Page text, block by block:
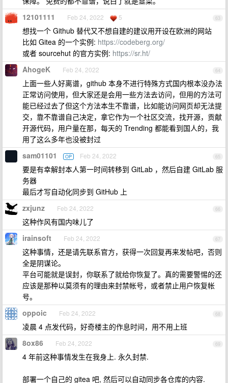
63
12101111 Feb 24, 2022 5
想找一个 Github 替代又不想自建的建议用开设在欧洲的网站
比如 Gitea 的一个实例: https://codeberg.org/
或者 sourcehut 的官方实例: https://sr.ht/
64
AhogeK Feb 24, 2022
上面一些人好离谱，github 本身不进行特殊方式国内根本没办法
正常访问使用，但大家还是会用一些方法去访问，但用的方法可
能已经过去了但这个方法本生不靠谱，比如能访问网页却无法提
交，靠不靠谱自己决定，拿它作为一个社区交流，找开源，贡献
开源代码，用户量在那，每天的 Trending 都能看到国人的，我
用了这么多年也没被封过
65
sam01101 OP Feb 24, 2022
要是有幸解封本人第一时间转移到 GitLab ，然后自建 GitLab 服
务器
最后才写自动化同步到 GitHub 上
66
zxjunz Feb 24, 2022
这种作风有国内味儿了
67
irainsoft Feb 24, 2022
这种事情，还是请先联系官方，获得一次回复再来发帖吧，否则
全是阴谋论。
平台可能就是误封，你联系了就给你恢复了。真的需要警惕的还
应该是那种以莫须有的理由来封禁帐号，或者禁止用户恢复帐
号。
68
oppoic Feb 24, 2022
凌晨 4 点发代码，好奇楼主的作息时间，用不用上班
69
8ox86 Feb 24, 2022
4 年前这种事情发生在我身上. 永久封禁.
部署一个自己的 gitea 吧, 然后可以自动同步各仓库的内容.